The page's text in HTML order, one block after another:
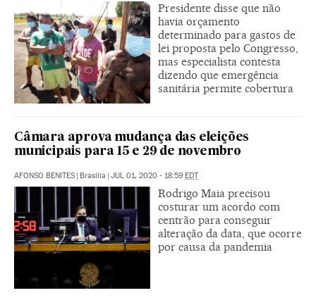
Presidente disse que não
havia orçamento
determinado para gastos de
lei proposta pelo Congresso,
mas especialista contesta
dizendo que emergência
sanitária permite cobertura
Câmara aprova mudança das eleições
municipais para 15 e 29 de novembro
AFONSO BENITES | Brasília | JUL 01, 2020 - 18:59 EDT
Rodrigo Maia precisou
costurar um acordo com
centrão para conseguir
alteração da data, que ocorre
por causa da pandemia